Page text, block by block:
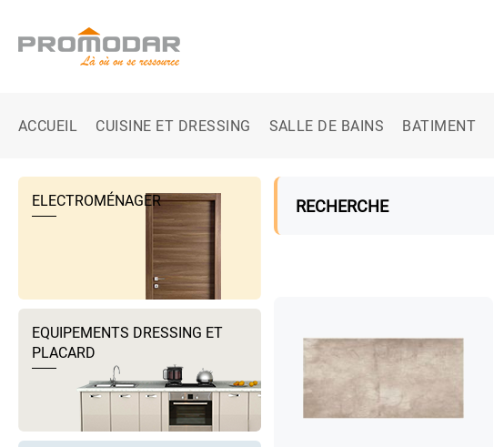
ACCUEIL CUISINE ET DRESSING SALLE DE BAINS BATIMENT
ELECTROMÉNAGER
EQUIPEMENTS DRESSING ET
PLACARD
RECHERCHE